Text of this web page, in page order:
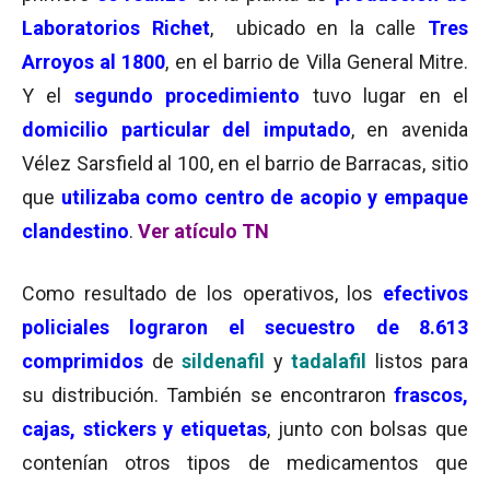
Laboratorios Richet, ubicado en la calle Tres
Arroyos al 1800, en el barrio de Villa General Mitre.
Y el segundo procedimiento tuvo lugar en el
domicilio particular del imputado, en avenida
Vélez Sarsfield al 100, en el barrio de Barracas, sitio
que utilizaba como centro de acopio y empaque
clandestino. Ver atículo TN
Como resultado de los operativos, los efectivos
policiales lograron el secuestro de 8.613
comprimidos de sildenafil ytadalafil
listos para
su distribución. También se encontraron frascos,
cajas, stickers y etiquetas, junto con bolsas que
contenían otros tipos de medicamentos que